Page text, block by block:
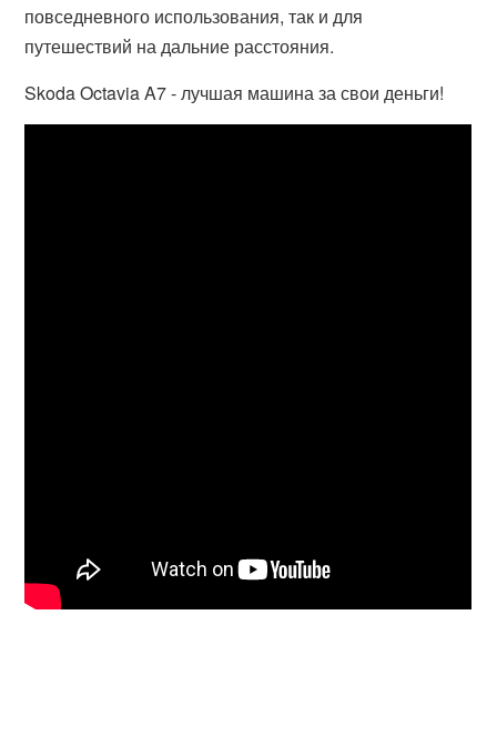
повседневного использования, так и для
путешествий на дальние расстояния.
Skoda Octavia A7 - лучшая машина за свои деньги!